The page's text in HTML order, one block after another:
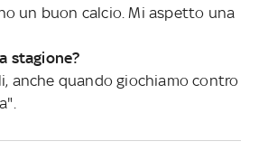
un buon calcio. Mi aspetto una
stagione?
anche quando giochiamo contro